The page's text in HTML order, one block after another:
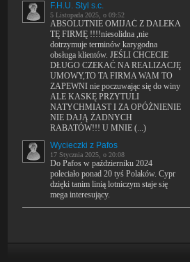
F.H.U. Styl s.c.
5 Listopada 2025, o 09:52
ABSOLUTNIE OMIJAĆ Z DALEKA
TĘ FIRMĘ !!!!niesolidna ,nie
dotrzymuje terminów karygodna
obsługa klientów. JEŚLI CHCECIE
DŁUGO CZEKAĆ NA REALIZACJĘ
UMOWY,TO TA FIRMA WAM TO
ZAPEWNI nie poczuwając się do winy
ALE KASKĘ PRZYTULI
NATYCHMIAST I ZA OPÓŻNIENIE
NIE DAJĄ ŻADNYCH
RABATÓW!!! U MNIE (...)
Wycieczki z Pafos
17 Stycznia 2025, o 20:08
Do Pafos w październiku 2024
poleciało ponad 20 tyś Polaków. Cypr
dzięki tanim linią lotniczym staje się
mega interesujący.